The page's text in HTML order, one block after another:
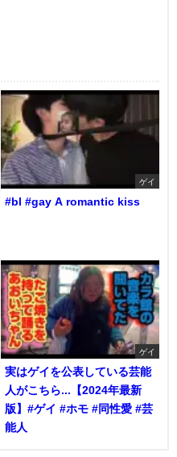
ゲイ
#bl #gay A romantic kiss
ゲイ
実はゲイを公表している芸能
人がこちら...【2024年最新
版】#ゲイ #ホモ #同性愛 #芸
能人